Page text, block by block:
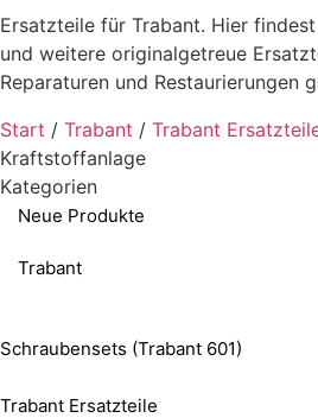
Ersatzteile für Trabant. Hier
und weitere originalgetreue
Reparaturen und Restaurierungen
Start / Trabant / Trabant
Kraftstoffanlage
Kategorien
Neue Produkte
Trabant
Schraubensets (Trabant 601)
Trabant Ersatzteile